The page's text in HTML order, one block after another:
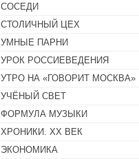
СОСЕДИ
СТОЛИЧНЫЙ ЦЕХ
УМНЫЕ ПАРНИ
УРОК РОССИЕВЕДЕНИЯ
УТРО НА «ГОВОРИТ МОСКВА»
УЧЁНЫЙ СВЕТ
ФОРМУЛА МУЗЫКИ
ХРОНИКИ. ХХ ВЕК
ЭКОНОМИКА